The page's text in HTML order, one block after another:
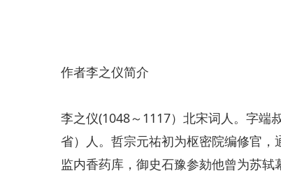
作者李之仪简介
李之仪(1048～1117）北宋词人。字端
省）人。哲宗元祐初为枢密院编修官，
监内香药库，御史石豫参劾他曾为苏轼